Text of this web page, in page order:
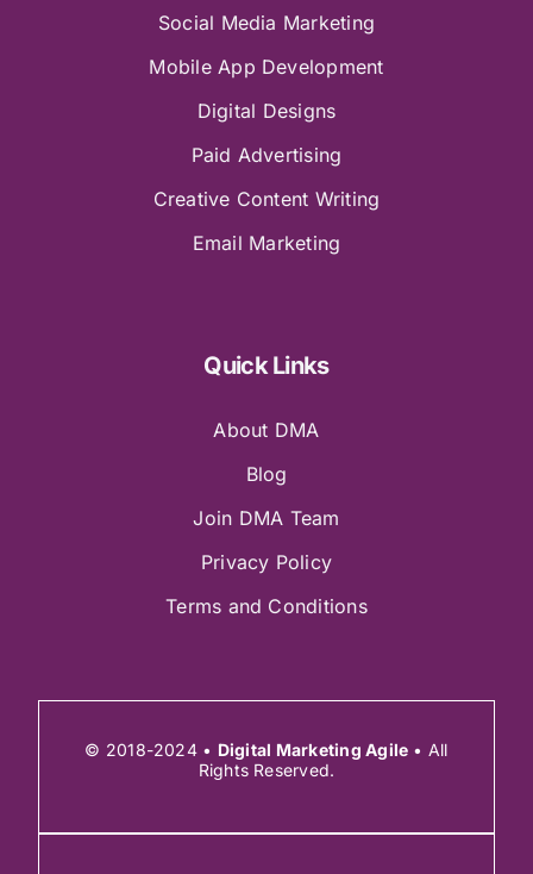
Social Media Marketing
Mobile App Development
Digital Designs
Paid Advertising
Creative Content Writing
Email Marketing
Quick Links
About DMA
Blog
Join DMA Team
Privacy Policy
Terms and Conditions
© 2018-2024 • Digital Marketing Agile • All
Rights Reserved.